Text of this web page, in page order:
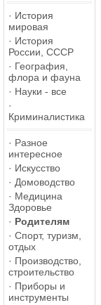
· История
мировая
· История
России, СССР
· География,
флора и фауна
· Науки - все
·
Криминалистика
· Разное
интересное
· Искусство
· Домоводство
· Медицина
Здоровье
· Родителям
· Спорт, туризм,
отдых
· Производство,
строительство
· Приборы и
инструменты